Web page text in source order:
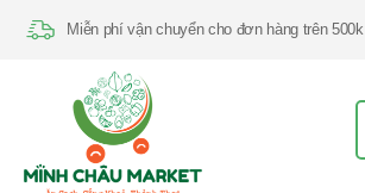
Miễn phí vận chuyển cho đơn hàng trên 500k